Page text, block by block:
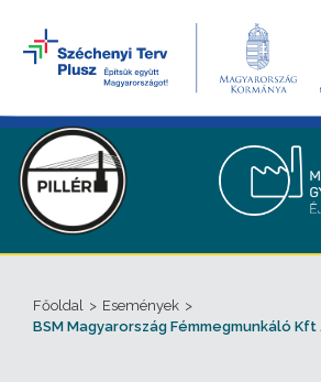
Főoldal > Események >
BSM Magyarország Fémmegmunkáló Kft .